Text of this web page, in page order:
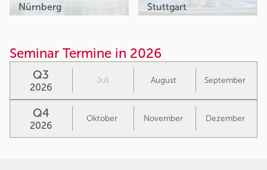
Nürnberg Stuttgart
Seminar Termine in 2026
Q3
2026
Juli August September
Q4
2026
Oktober November Dezember